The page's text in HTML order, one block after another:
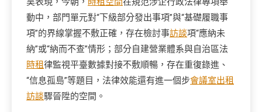
動中，部門單元對“下級部分發出事項”與“基礎履職事
項”的界線掌握不敷正確，存在檢討事訪談項“應納未
納”或“納而不查”情形；部分自建營業體系與自治區法
時租律監視平臺數據對接不敷順暢，存在重復錄進、
“信息孤島”等題目，法律效能還有進一個步會議室出租
訪談驟晉陞的空間。